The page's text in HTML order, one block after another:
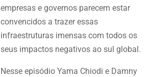
empresas e governos parecem estar
convencidos a trazer essas
infraestruturas imensas com todos os
seus impactos negativos ao sul global.
Nesse episódio Yama Chiodi e Damny